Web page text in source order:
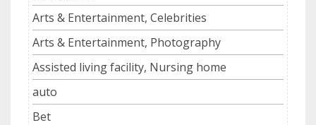
Arts & Entertainment, Celebrities
Arts & Entertainment, Photography
Assisted living facility, Nursing home
auto
Bet